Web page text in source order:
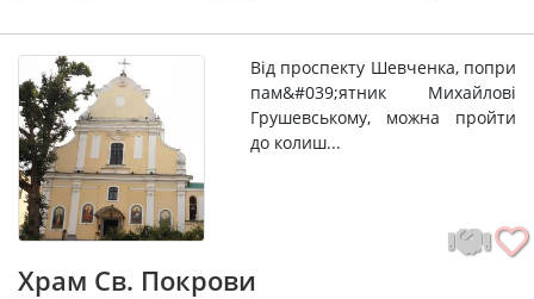
Від проспекту Шевченка, попри
пам&#039;ятник Михайлові
Грушевському, можна пройти
до колиш...
Храм Св. Покрови